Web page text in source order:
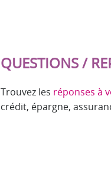
QUESTIONS /
Trouvez les réponses à
crédit, épargne,